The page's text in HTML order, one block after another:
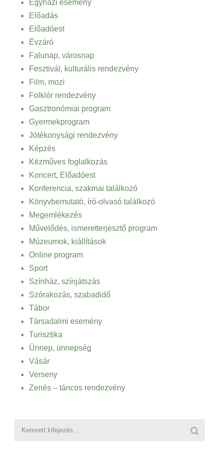
Egyházi esemény
Előadás
Előadóest
Évzáró
Falunap, városnap
Fesztivál, kulturális rendezvény
Film, mozi
Folklór rendezvény
Gasztronómiai program
Gyermekprogram
Jótékonysági rendezvény
Képzés
Kézműves foglalkozás
Koncert, Előadóest
Konferencia, szakmai találkozó
Könyvbemutató, író-olvasó találkozó
Megemlékezés
Művelődés, ismeretterjesztő program
Múzeumok, kiállítások
Online program
Sport
Színház, színjátszás
Szórakozás, szabadidő
Tábor
Társadalmi esemény
Turisztika
Ünnep, ünnepség
Vásár
Verseny
Zenés – táncos rendezvény